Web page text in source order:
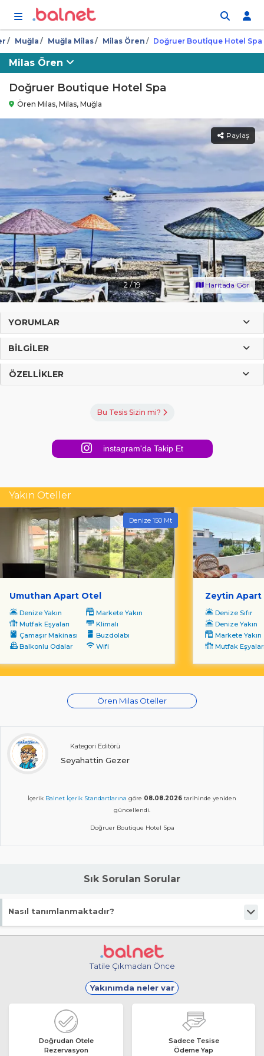
Muğla Muğla Mi̇las Mi̇las Ören Doğruer Bouti̇que Hotel Spa
Milas Ören
Doğruer Boutique Hotel Spa
Ören Milas, Milas, Muğla
2/19
Paylaş
Haritada Gör
YORUMLAR
BILGILER
ÖZELLIKLER
Bu Tesis Sizin mi?
instagram'da Takip Et
Yakın Oteller
Denize 150 Mt
Umuthan Apart Otel
Denize Yakın
Markete Yakın
Mutfak Eşyaları
Klimalı
Çamaşır Makinası
Buzdolabı
Balkonlu Odalar
Wifi
Zeytin
Denize Sıfır
Denize Yakın
Markete Yakın
Mutfak
Ören Milas Oteller
Kategori Editörü
Seyahattin Gezer
İçerik Balnet İçerik Standartlarına göre 08.08.2026 tarihinde yeniden
güncellendi.
Doğruer Boutique Hotel Spa
Sık Sorulan Sorular
Nasıl tanımlanmaktadır?
Tesis Butik Otel statüsündedir.
Tatile Çıkmadan Önce
Yakınımda neler var
Doğrudan Otele
Rezervasyon
Sadece Tesise
Ödeme Yap